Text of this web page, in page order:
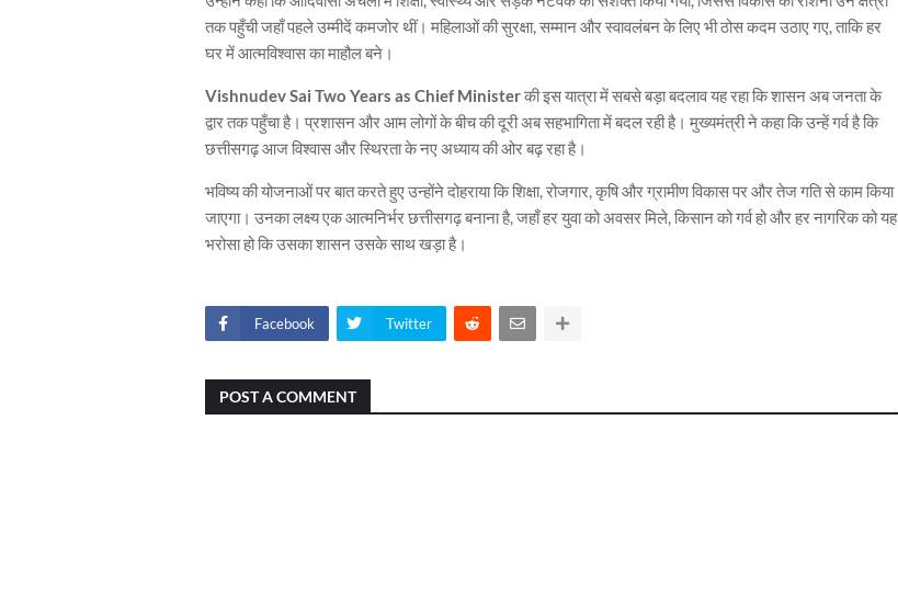
तक पहुँची जहाँ पहले उम्मीदें कमजोर थीं। महिलाओं की सुरक्षा, सम्मान और स्वावलंबन के लिए भी ठोस कदम उठाए गए, ताकि हर
घर में आत्मविश्वास का माहौल बने।
Vishnudev Sai Two Years as Chief Ministerकी इस यात्रा में सबसे बड़ा बदलाव यह रहा कि शासन अब जनता के
द्वार तक पहुँचा है। प्रशासन और आम लोगों के बीच की दूरी अब सहभागिता में बदल रही है। मुख्यमंत्री ने कहा कि उन्हें गर्व है कि
छत्तीसगढ़ आज विश्वास और स्थिरता के नए अध्याय की ओर बढ़ रहा है।
भविष्य की योजनाओं पर बात करते हुए उन्होंने दोहराया कि शिक्षा, रोजगार, कृषि और ग्रामीण विकास पर और तेज गति से काम किया
जाएगा। उनका लक्ष्य एक आत्मनिर्भर छत्तीसगढ़ बनाना है, जहाँ हर युवा को अवसर मिले, किसान को गर्व हो और हर नागरिक को यह
भरोसा हो कि उसका शासन उसके साथ खड़ा है।
Facebook Twitter
POST A COMMENT